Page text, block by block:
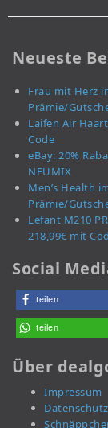
Neueste
Frau mit Herz
Prämie/
Laifen Air
Code
eBay: 20%
NEUMIX
Men’s Health
Prämie/
Lefant M210
218,99€ mit
Social
teilen
teilen
Über
Impressum